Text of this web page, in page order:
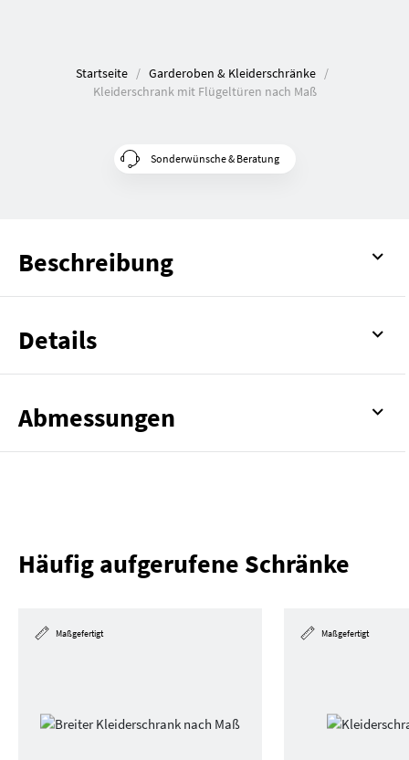
Startseite
Garderoben & Kleiderschränke
Kleiderschrank mit Flügeltüren nach Maß
Sonderwünsche & Beratung
Beschreibung
Details
Abmessungen
Häufig aufgerufene Schränke
Maßgefertigt Maßgefertigt